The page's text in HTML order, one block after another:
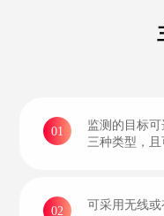
01
监测的目标
三种类型，且
02
可采用无线